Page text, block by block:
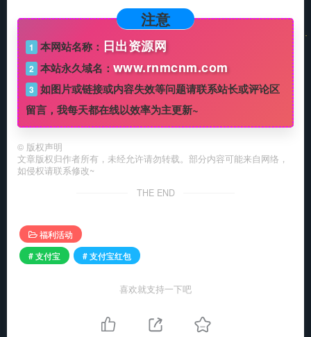
注意
1 本网站名称： 日出资源网
2 本站永久域名： www.rnmcnm.com
3 如图片或链接或内容失效等问题请联系站长或评论区
留言，我每天都在线以效率为主更新~
© 版权声明
文章版权归作者所有，未经允许请勿转载。部分内容可能来自网络，
如侵权请联系修改~
THE END
福利活动
# 支付宝
# 支付宝红包
喜欢就支持一下吧